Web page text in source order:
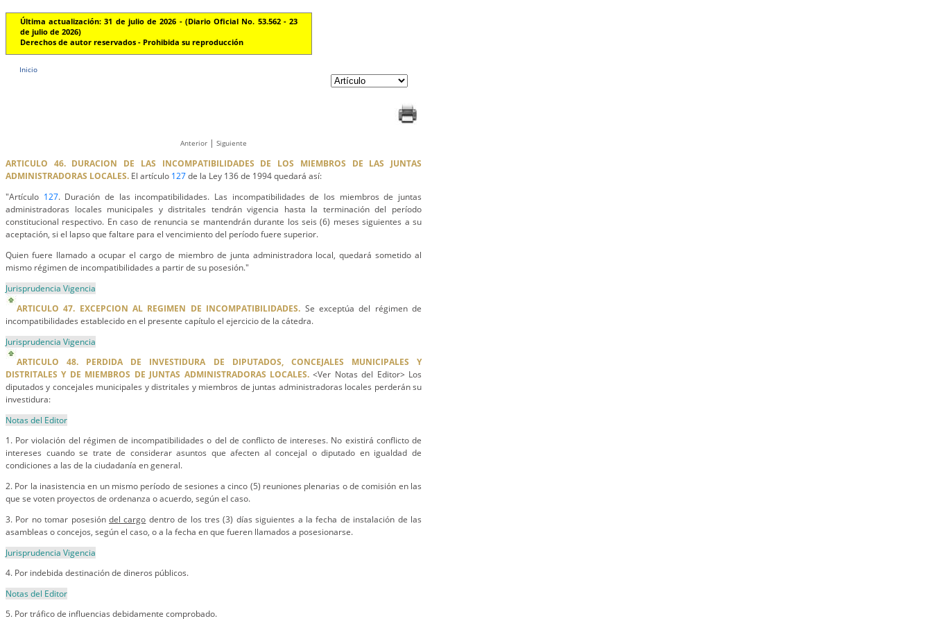
Última actualización: 31 de julio de 2026 - (Diario Oficial No. 53.562 - 23
de julio de 2026)
Derechos de autor reservados - Prohibida su reproducción
Inicio
Anterior | Siguiente
ARTICULO 46. DURACION DE LAS INCOMPATIBILIDADES DE LOS MIEMBROS DE LAS JUNTAS
ADMINISTRADORAS LOCALES. El artículo 127de la Ley 136 de 1994 quedará así:
"Artículo 127. Duración de las incompatibilidades. Las incompatibilidades de los miembros de juntas
administradoras locales municipales y distritales tendrán vigencia hasta la terminación del período
constitucional respectivo. En caso de renuncia se mantendrán durante los seis (6) meses siguientes a su
aceptación, si el lapso que faltare para el vencimiento del período fuere superior.
Quien fuere llamado a ocupar el cargo de miembro de junta administradora local, quedará sometido al
mismo régimen de incompatibilidades a partir de su posesión."
Jurisprudencia Vigencia
ARTICULO 47. EXCEPCION AL REGIMEN DE INCOMPATIBILIDADES. Se exceptúa del régimen de
incompatibilidades establecido en el presente capítulo el ejercicio de la cátedra.
Jurisprudencia Vigencia
ARTICULO 48. PERDIDA DE INVESTIDURA DE DIPUTADOS, CONCEJALES MUNICIPALES Y
DISTRITALES Y DE MIEMBROS DE JUNTAS ADMINISTRADORAS LOCALES.<Ver Notas del Editor> Los
diputados y concejales municipales y distritales y miembros de juntas administradoras locales perderán su
investidura:
Notas del Editor
1. Por violación del régimen de incompatibilidades o del de conflicto de intereses. No existirá conflicto de
intereses cuando se trate de considerar asuntos que afecten al concejal o diputado en igualdad de
condiciones a las de la ciudadanía en general.
2. Por la inasistencia en un mismo período de sesiones a cinco (5) reuniones plenarias o de comisión en las
que se voten proyectos de ordenanza o acuerdo, según el caso.
3. Por no tomar posesión del cargo dentro de los tres (3) días siguientes a la fecha de instalación de las
asambleas o concejos, según el caso, o a la fecha en que fueren llamados a posesionarse.
Jurisprudencia Vigencia
4. Por indebida destinación de dineros públicos.
Notas del Editor
5. Por tráfico de influencias debidamente comprobado.